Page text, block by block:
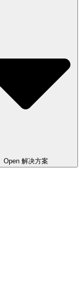
Open 解决方案